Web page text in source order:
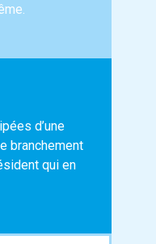
d’une
branchement
qui en